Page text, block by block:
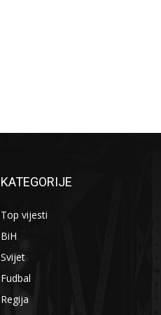
KATEGORIJE
Top vijesti
BiH
Svijet
Fudbal
Regija